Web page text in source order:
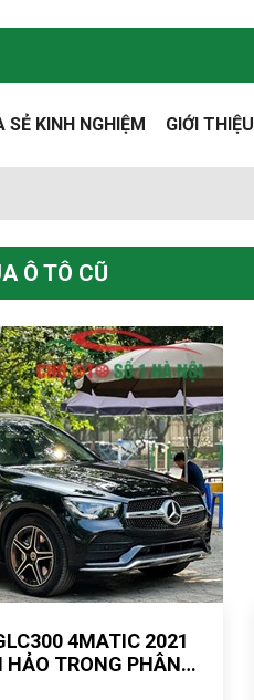
SẺ KINH NGHIỆM GIỚI THIỆU
Ô TÔ CŨ
4MATIC 2021
TRONG PHÂN